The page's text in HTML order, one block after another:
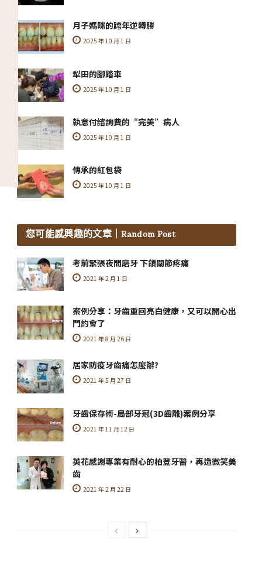
月子媽咪的跨年逆轉勝
2025 年 10 月 1 日
犁田的腳踏車
2025 年 10 月 1 日
執意付諮詢費的“完美”病人
2025 年 10 月 1 日
傳承的紅包袋
2025 年 10 月 1 日
您可能感興趣的文章 ｜Random Post
考前緊張夜間磨牙 下頜關節疼痛
2021 年 2 月 1 日
案例分享：牙齒重回亮白健康，又可以開心出
門約會了
2021 年 8 月 26 日
居家防疫牙齒痛怎麼辦?
2021 年 5 月 27 日
牙齒保存術-局部牙冠(3D齒雕)案例分享
2021 年 11 月 12 日
英花感謝專業有耐心的柏登牙醫，再造微笑美
齒
2021 年 2 月 22 日